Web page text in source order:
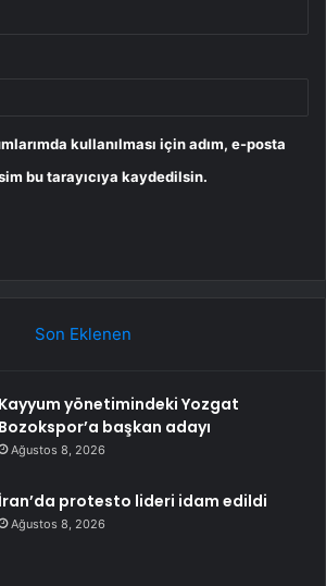
kullanılması için adım, e-posta
bu tarayıcıya kaydedilsin.
Son Eklenen
Kayyum yönetimindeki Yozgat
Bozokspor’a başkan adayı
Ağustos 8, 2026
İran’da protesto lideri idam edildi
Ağustos 8, 2026